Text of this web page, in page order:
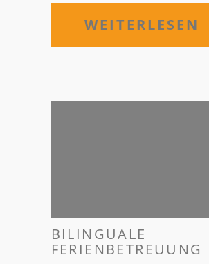
WEITERLESEN
BILINGUALE
FERIENBETREUUNG